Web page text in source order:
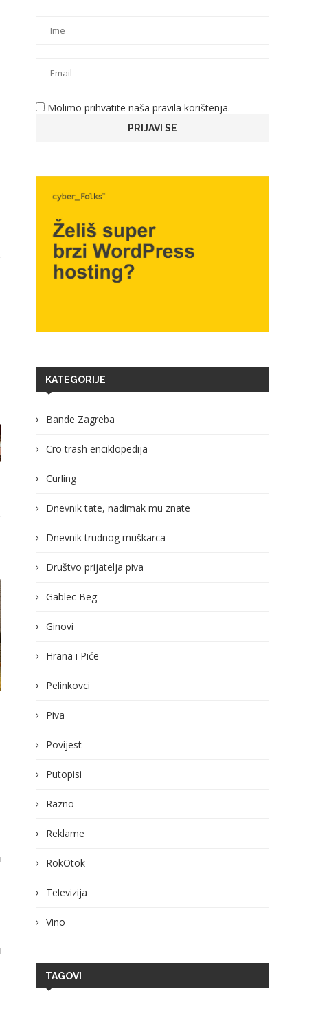
From Soil to Signature: JRE-
22 srpnja, 2026
Molimo prihvatite naša pravila korištenja.
KATEGORIJE
Bande Zagreba
Cro trash enciklopedija
Curling
Dnevnik tate, nadimak mu znate
Dnevnik trudnog muškarca
Društvo prijatelja piva
Gablec Beg
Ginovi
Hrana i Piće
Pelinkovci
Piva
Povijest
Putopisi
Razno
Reklame
RokOtok
Televizija
Vino
TAGOVI